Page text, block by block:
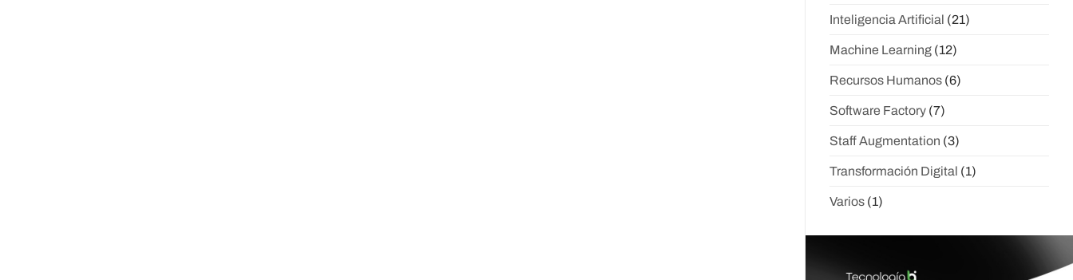
Inteligencia Artificial (21)
Machine Learning (12)
Recursos Humanos (6)
Software Factory (7)
Staff Augmentation (3)
Transformación Digital (1)
Varios (1)